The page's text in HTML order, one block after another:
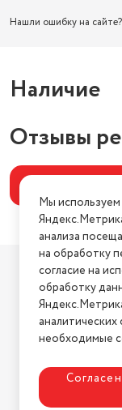
Нашли ошибку на сайте?
Наличие
Отзывы
Мы
анализа
на обработку
согласие на
обработку
необходимые